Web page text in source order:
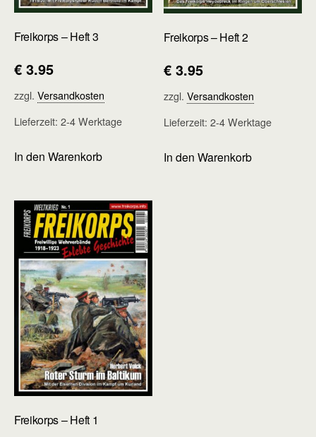
Freikorps – Heft 3
€ 3.95
zzgl. Versandkosten
Lieferzeit: 2-4 Werktage
In den Warenkorb
Freikorps – Heft 2
€ 3.95
zzgl.Versandkosten
Lieferzeit:2-4 Werktage
In den Warenkorb
Freikorps – Heft 1